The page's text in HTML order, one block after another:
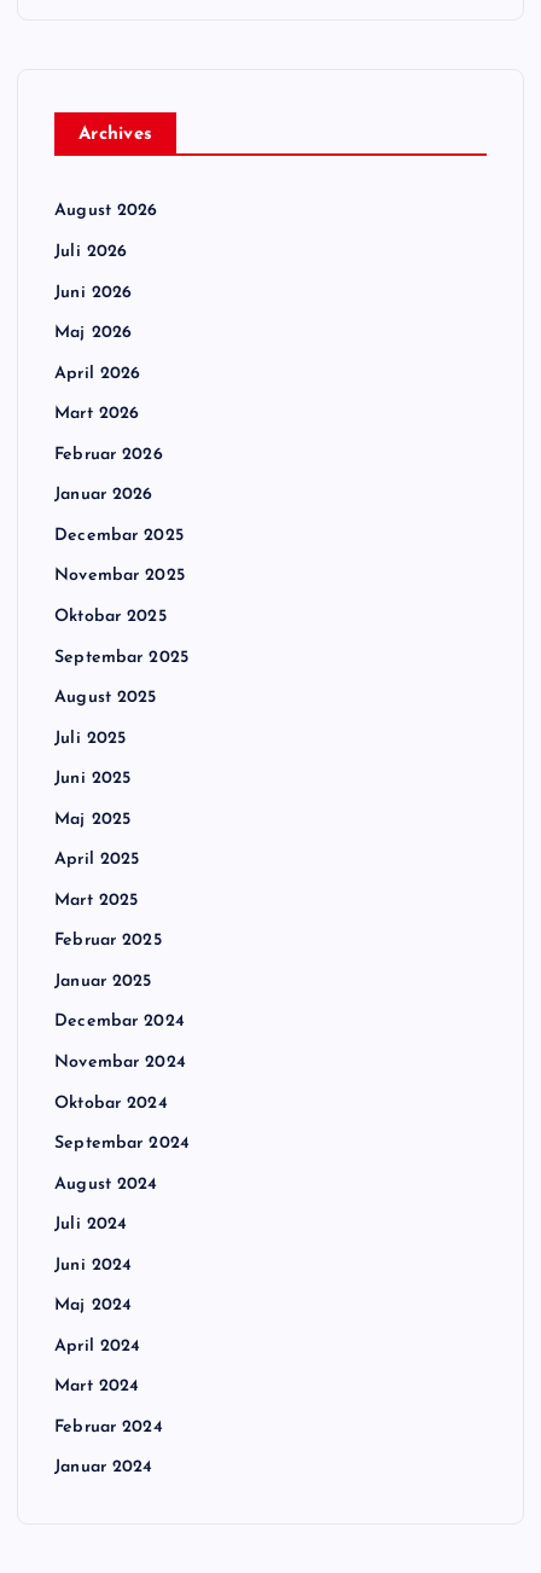
Archives
August 2026
Juli 2026
Juni 2026
Maj 2026
April 2026
Mart 2026
Februar 2026
Januar 2026
Decembar 2025
Novembar 2025
Oktobar 2025
Septembar 2025
August 2025
Juli 2025
Juni 2025
Maj 2025
April 2025
Mart 2025
Februar 2025
Januar 2025
Decembar 2024
Novembar 2024
Oktobar 2024
Septembar 2024
August 2024
Juli 2024
Juni 2024
Maj 2024
April 2024
Mart 2024
Februar 2024
Januar 2024